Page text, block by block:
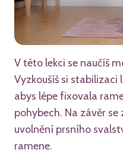
V této lekci se naučíš
Vyzkoušíš si stabilizaci
abys lépe fixovala
pohybech. Na závěr
uvolnění prsního
ramene.